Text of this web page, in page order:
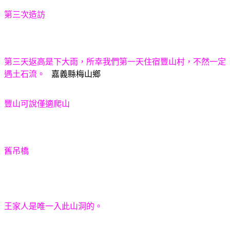
第三次造訪
第三天返高是下大雨，所幸我們第一天住宿豐山村，不然一定
遇土石流。 嘉義縣梅山鄉
豐山可說僅適爬山
舊吊橋
王家人是唯一入此山洞的。